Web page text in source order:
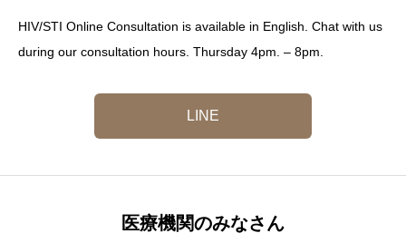
HIV/STI Online Consultation is available in English. Chat with us
during our consultation hours. Thursday 4pm. – 8pm.
LINE
医療機関のみなさん